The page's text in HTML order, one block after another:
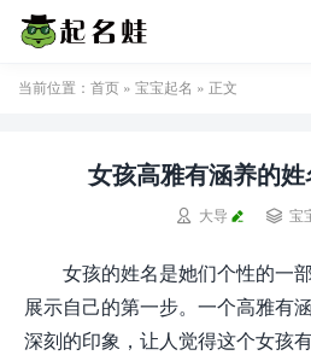
当前位置： 首页 » 宝宝起名 » 正文
女孩高雅有涵养的
 大导  宝
女孩的姓名是她们个性的一
展示自己的第一步。一个高雅有
深刻的印象，让人觉得这个女孩